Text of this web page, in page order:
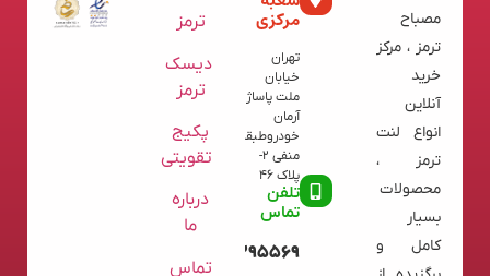
مصباح
ترمز ، مرکز
خرید
آنلاین
انواع لنت
ترمز ،
محصولات
بسیار
کامل و
مرکزی
تهران
خیابان
ملت پاساژ
آرمان
خودروطبقه
منفی 2-
پلاک 46
تلفن
تماس
09120395569
ترمز
دیسک
ترمز
پکیج
تقویتی
درباره
ما
تماس